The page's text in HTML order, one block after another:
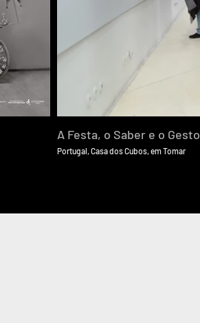
A Festa, o Saber e o Gesto
Portugal, Casa dos Cubos, em Tomar